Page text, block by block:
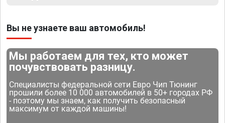
Вы не узнаете ваш автомобиль!
Мы работаем для тех, кто может
почувствовать разницу.
Специалисты федеральной сети Евро Чип Тюнинг
прошили более 10 000 автомобилей в 50+ городах РФ
- поэтому мы знаем, как получить безопасный
максимум от каждой машины!